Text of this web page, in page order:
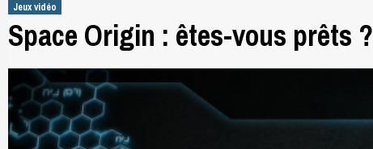
Jeux vidéo
Space Origin : êtes-vous prêts ?